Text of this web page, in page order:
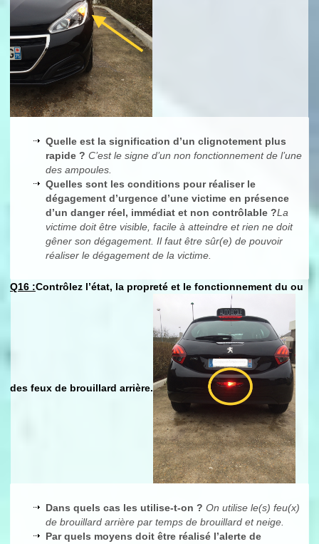
Quelle est la signification d’un clignotement plus
rapide ? C’est le signe d’un non fonctionnement de l’une
des ampoules.
Quelles sont les conditions pour réaliser le
dégagement d’urgence d’une victime en présence
d’un danger réel, immédiat et non contrôlable ?La
victime doit être visible, facile à atteindre et rien ne doit
gêner son dégagement. Il faut être sûr(e) de pouvoir
réaliser le dégagement de la victime.
Q16 :Contrôlez l’état, la propreté et le fonctionnement du ou
des feux de brouillard arrière.
Dans quels cas les utilise-t-on ? On utilise le(s) feu(x)
de brouillard arrière par temps de brouillard et neige.
Par quels moyens doit être réalisé l’alerte de